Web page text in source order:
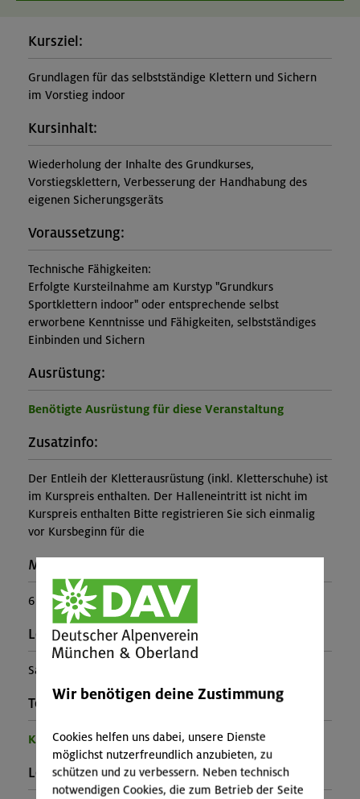
Kursziel:
Grundlagen für das selbstständige Klettern und Sichern
im Vorstieg indoor
Kursinhalt:
Wiederholung der Inhalte des Grundkurses,
Vorstiegsklettern, Verbesserung der Handhabung des
eigenen Sicherungsgeräts
Voraussetzung:
Technische Fähigkeiten:
Erfolgte Kursteilnahme am Kurstyp "Grundkurs
Sportklettern indoor" oder entsprechende selbst
erworbene Kenntnisse und Fähigkeiten, selbstständiges
Einbinden und Sichern
Ausrüstung:
Benötigte Ausrüstung für diese Veranstaltung
Zusatzinfo:
Der Entleih der Kletterausrüstung (inkl. Kletterschuhe) ist
im Kurspreis enthalten. Der Halleneintritt ist nicht im
Kurspreis enthalten Bitte registrieren Sie sich einmalig
vor Kursbeginn für die
Maximale Teilnehmerzahl:
6
Leiter*in:
Samuel Levermann
Teilprogramm:
Kinder- und Jugendprogramm
Leistung:
Wir benötigen deine Zustimmung
Cookies helfen uns dabei, unsere Dienste
möglichst nutzerfreundlich anzubieten, zu
schützen und zu verbessern. Neben technisch
notwendigen Cookies, die zum Betrieb der Seite